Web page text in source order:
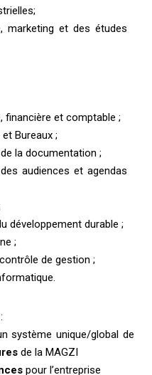
marketing et des études
financière et comptable ;
Bureaux ;
la documentation ;
audiences et agendas
développement durable ;
;
de gestion ;
système unique/global de
de la MAGZI
pour l’entreprise